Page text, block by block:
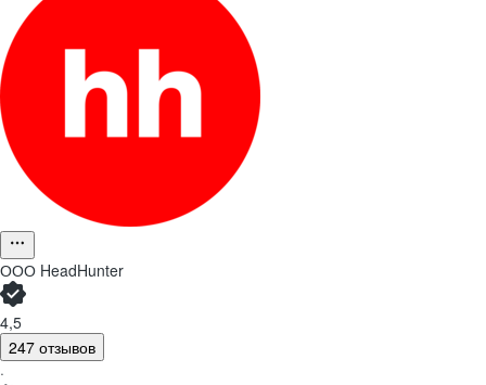
ООО HeadHunter
4,5
247 отзывов
·